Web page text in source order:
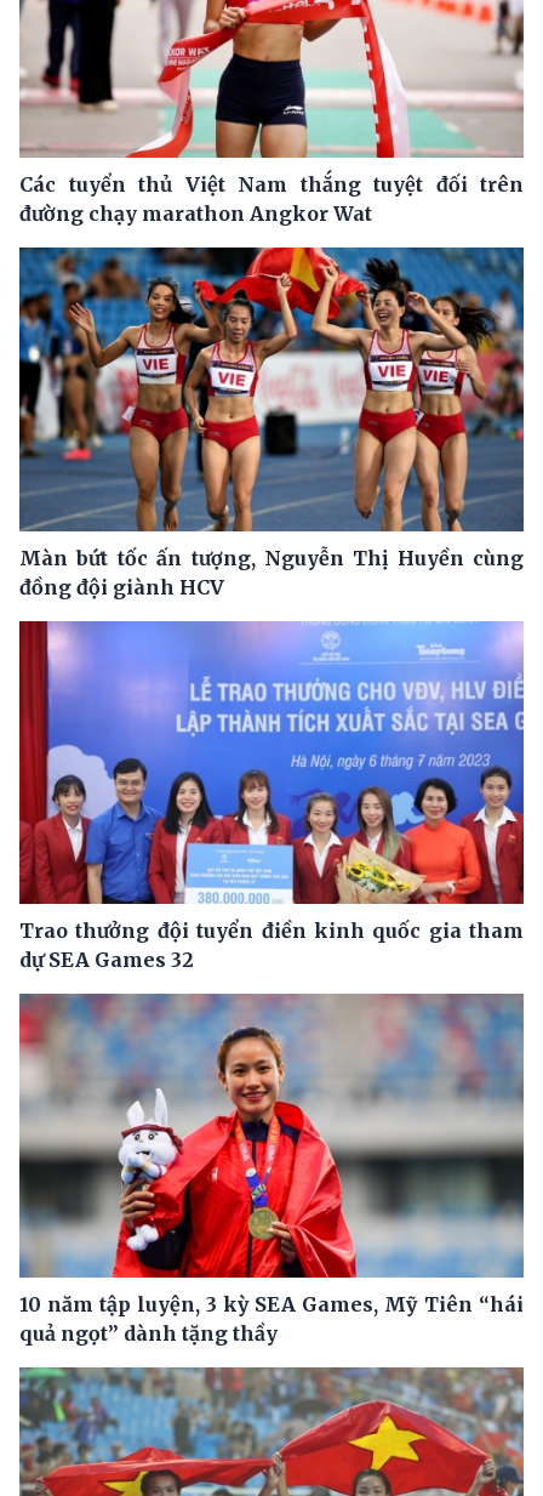
Các tuyển thủ Việt Nam thắng tuyệt đối trên
đường chạy marathon Angkor Wat
Màn bứt tốc ấn tượng, Nguyễn Thị Huyền cùng
đồng đội giành HCV
Trao thưởng đội tuyển điền kinh quốc gia tham
dự SEA Games 32
10 năm tập luyện, 3 kỳ SEA Games, Mỹ Tiên “hái
quả ngọt” dành tặng thầy